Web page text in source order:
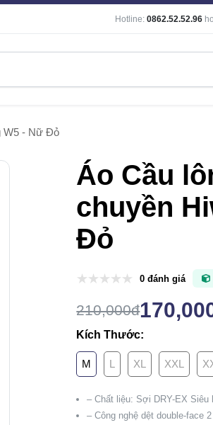
Hotline: 0862.52.52.96
W5 - Nữ Đỏ
Áo Cầu
chuyền
Đỏ
0 đánh giá
210,000đ
Kích Thước:
M L XL XXL
– Chất liệu: Sợi DRY-EX Siêu
– Công nghệ dệt double-face